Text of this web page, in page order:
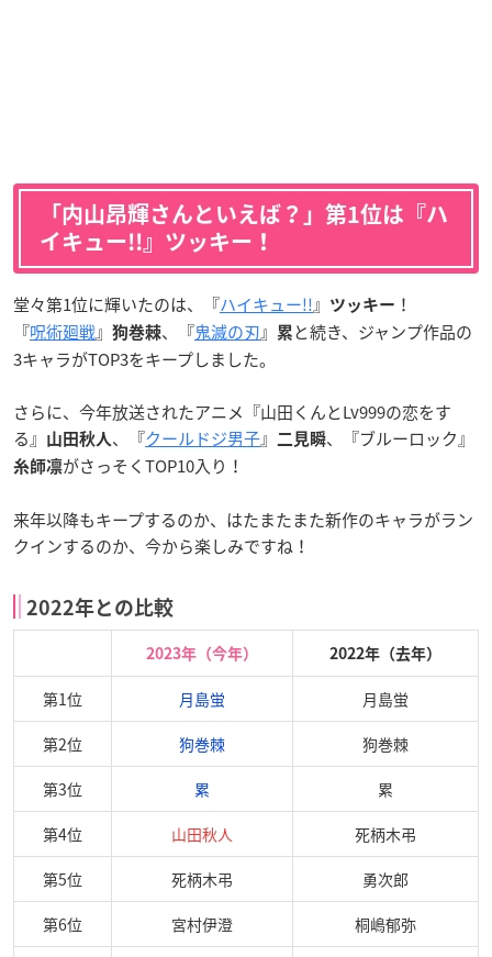
「内山昂輝さんといえば？」第1位は『ハ
イキュー!!』ツッキー！
堂々第1位に輝いたのは、『ハイキュー!!』 ツッキー ！
『呪術廻戦』 狗巻棘、『鬼滅の刃』 累 と続き、ジャンプ作品の
3キャラがTOP3をキープしました。
さらに、今年放送されたアニメ『山田くんとLv999の恋をす
る』
山田秋人 、『クールドジ男子』 二見瞬、『ブルーロック』
糸師凛がさっそくTOP10入り！
来年以降もキープするのか、はたまたまた新作のキャラがラン
クインするのか、今から楽しみですね！
2022年との比較
2023年（今年） 2022年（去年）
第1位 月島蛍 月島蛍
第2位 狗巻棘 狗巻棘
第3位 累 累
第4位 山田秋人 死柄木弔
第5位 死柄木弔 勇次郎
第6位 宮村伊澄 桐嶋郁弥